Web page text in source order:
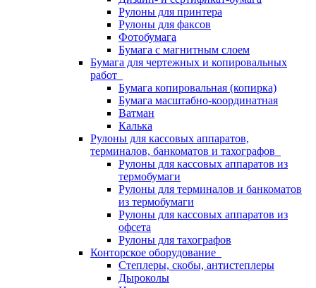
Рулоны для принтера
Рулоны для факсов
Фотобумага
Бумага с магнитным слоем
Бумага для чертежных и копировальных
работ
Бумага копировальная (копирка)
Бумага масштабно-координатная
Ватман
Калька
Рулоны для кассовых аппаратов,
терминалов, банкоматов и тахографов
Рулоны для кассовых аппаратов из
термобумаги
Рулоны для терминалов и банкоматов
из термобумаги
Рулоны для кассовых аппаратов из
офсета
Рулоны для тахографов
Конторское оборудование
Степлеры, скобы, антистеплеры
Дыроколы